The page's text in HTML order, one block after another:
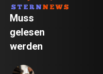
Muss
gelesen
werden